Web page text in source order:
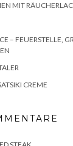
MIT
– FEUERSTELLE,
CREME